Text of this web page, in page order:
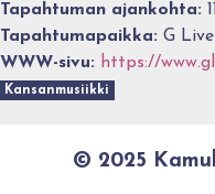
Tapahtuman ajankohta:
Tapahtumapaikka: G
WWW-sivu: https://
Kansanmusiikki
© 2025